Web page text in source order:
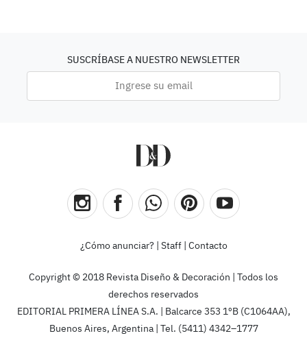
SUSCRÍBASE A NUESTRO NEWSLETTER
¿Cómo anunciar? Staff| Contacto
Copyright © 2018 Revista Diseño & Decoración | Todos los
derechos reservados
EDITORIAL PRIMERA LÍNEA S.A. | Balcarce 353 1ºB (C1064AA),
Buenos Aires, Argentina | Tel. (5411) 4342–1777